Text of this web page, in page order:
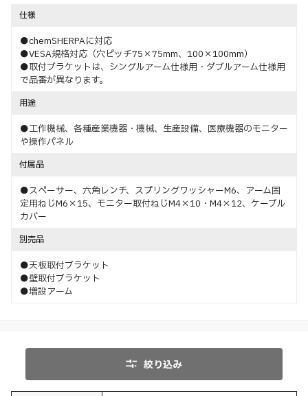
仕様
●chemSHERPAに対応
●VESA規格対応（穴ピッチ75×75mm、100×100mm）
●取付ブラケットは、シングルアーム仕様用・ダブルアーム仕様用
で品番が異なります。
用途
●工作機械、各種産業機器・機械、生産設備、医療機器のモニター
や操作パネル
付属品
●スペーサー、六角レンチ、スプリングワッシャーM6、アーム固
定用ねじM6×15、モニター取付ねじM4×10・M4×12、ケーブル
カバー
別売品
●天板取付ブラケット
●壁取付ブラケット
●増設アーム
絞り込み